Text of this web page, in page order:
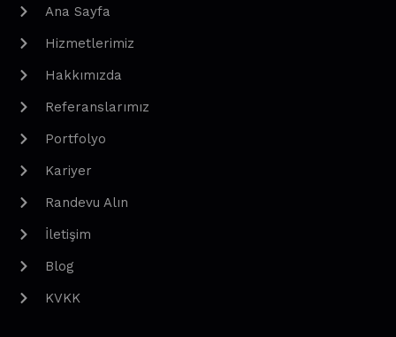
Ana Sayfa
Hizmetlerimiz
Hakkımızda
Referanslarımız
Portfolyo
Kariyer
Randevu Alın
İletişim
Blog
KVKK